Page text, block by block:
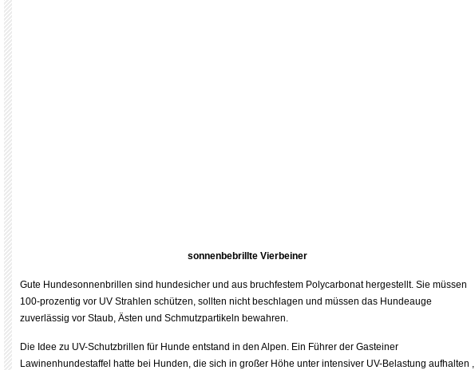
sonnenbebrillte Vierbeiner
Gute Hundesonnenbrillen sind hundesicher und aus bruchfestem Polycarbonat hergestellt. Sie müssen
100-prozentig vor UV Strahlen schützen, sollten nicht beschlagen und müssen das Hundeauge
zuverlässig vor Staub, Ästen und Schmutzpartikeln bewahren.
Die Idee zu UV-Schutzbrillen für Hunde entstand in den Alpen. Ein Führer der Gasteiner
Lawinenhundestaffel hatte bei Hunden, die sich in großer Höhe unter intensiver UV-Belastung aufhalten ,